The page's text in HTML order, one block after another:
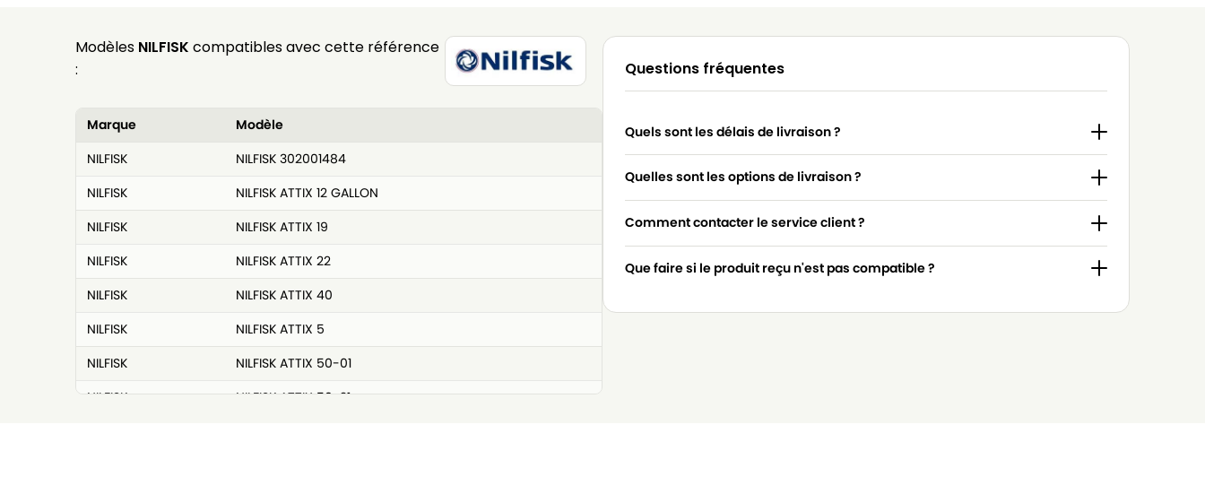
Modèles NILFISK compatibles avec cette référence
:
Marque
Modèle
NILFISK
NILFISK 302001484
NILFISK
NILFISK ATTIX 12 GALLON
NILFISK
NILFISK ATTIX 19
NILFISK
NILFISK ATTIX 22
NILFISK
NILFISK ATTIX 40
NILFISK
NILFISK ATTIX 5
NILFISK
NILFISK ATTIX 50-01
NILFISK
NILFISK ATTIX 50-21
Questions fréquentes
Quels sont les délais de livraison ?
Quelles sont les options de livraison ?
Comment contacter le service client ?
Que faire si le produit reçu n'est pas compatible ?